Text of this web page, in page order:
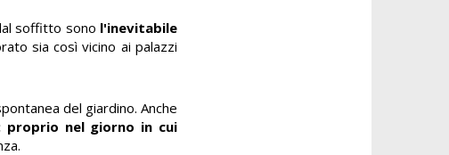
soffitto sono l'inevitabile
sia così vicino ai palazzi
del giardino. Anche
proprio nel giorno in cui